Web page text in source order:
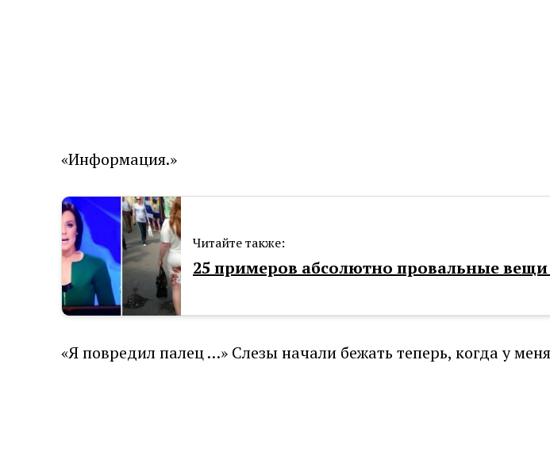
«Информация.»
Читайте также:
25 примеров абсолютно провальные
«Я повредил палец …» Слезы начали бежать теперь, когда у